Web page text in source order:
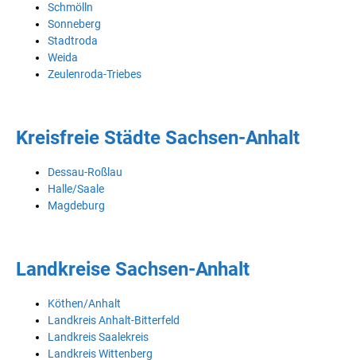
Schmölln
Sonneberg
Stadtroda
Weida
Zeulenroda-Triebes
Kreisfreie Städte Sachsen-Anhalt
Dessau-Roßlau
Halle/Saale
Magdeburg
Landkreise Sachsen-Anhalt
Köthen/Anhalt
Landkreis Anhalt-Bitterfeld
Landkreis Saalekreis
Landkreis Wittenberg